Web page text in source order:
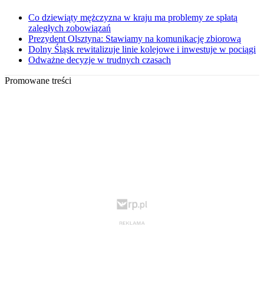
Co dziewiąty mężczyzna w kraju ma problemy ze spłatą
zaległych zobowiązań
Prezydent Olsztyna: Stawiamy na komunikację zbiorową
Dolny Śląsk rewitalizuje linie kolejowe i inwestuje w pociągi
Odważne decyzje w trudnych czasach
Promowane treści